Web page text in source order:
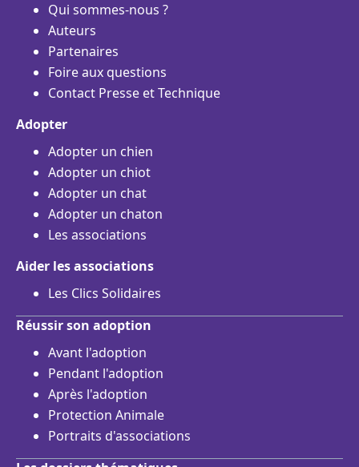
Qui sommes-nous ?
Auteurs
Partenaires
Foire aux questions
Contact Presse et Technique
Adopter
Adopter un chien
Adopter un chiot
Adopter un chat
Adopter un chaton
Les associations
Aider les associations
Les Clics Solidaires
Réussir son adoption
Avant l'adoption
Pendant l'adoption
Après l'adoption
Protection Animale
Portraits d'associations